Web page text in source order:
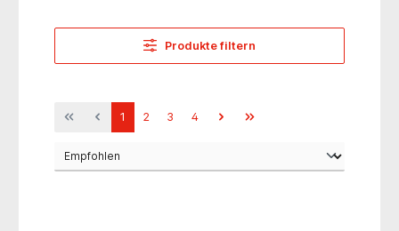
Produkte filtern
1 2 3 4